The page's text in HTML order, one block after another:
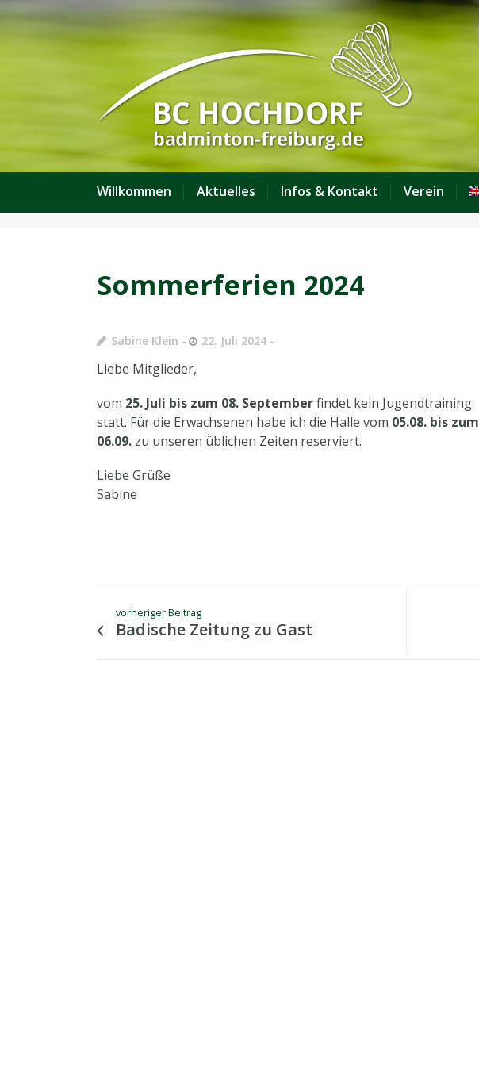
Willkommen Aktuelles Infos & Kontakt Verein
Sommerferien 2024
Sabine Klein 22. Juli 2024
Liebe Mitglieder,
vom 25. Juli bis zum 08. Septemberfindet kein Jugendtraining
statt. Für die Erwachsenen habe ich die Halle vom 05.08. bis zum
06.09. zu unseren üblichen Zeiten reserviert.
Liebe Grüße
Sabine
vorheriger Beitrag
Badische Zeitung zu Gast